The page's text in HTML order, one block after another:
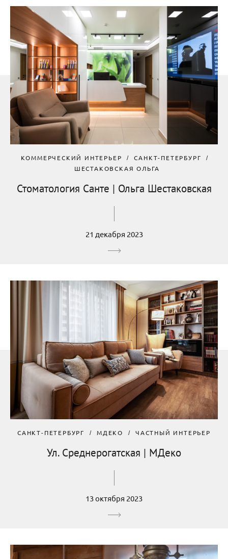
КОММЕРЧЕСКИЙ ИНТЕРЬЕР
САНКТ-ПЕТЕРБУРГ
ШЕСТАКОВСКАЯ ОЛЬГА
Стоматология Санте | Ольга Шестаковская
21 декабря 2023
САНКТ-ПЕТЕРБУРГ МДЕКО ЧАСТНЫЙ ИНТЕРЬЕР
Ул. Среднерогатская | МДеко
13 октября 2023